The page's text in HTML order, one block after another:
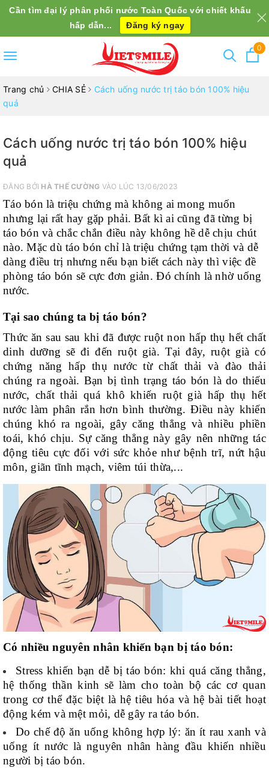
Toggle
0
Trang chủ CHIA SẺ
Cách uống nước trị táo bón 100% hiệu
quả
Cách uống nước trị táo bón 100% hiệu
quả
ĐĂNG BỞI HÀ THẾ CƯỜNG VÀO LÚC 13/06/2023
Táo bón là triệu chứng mà không ai mong muốn
nhưng lại rất hay gặp phải. Bất kì ai cũng đã từng bị
táo bón và chắc chắn điều này không hề dễ chịu chút
nào. Mặc dù táo bón chỉ là triệu chứng tạm thời và dễ
dàng điều trị nhưng nếu bạn biết cách này thì việc đề
phòng táo bón sẽ cực đơn giản. Đó chính là nhờ uống
nước.
Tại sao chúng ta bị táo bón?
Thức ăn sau sau khi đã được ruột non hấp thụ hết chất
dinh dưỡng sẽ đi đến ruột già. Tại đây, ruột già có
chứng năng hấp thụ nước từ chất thải và đào thải
chúng ra ngoài. Bạn bị tình trạng táo bón là do thiếu
nước, chất thải quá khô khiến ruột già hấp thụ hết
nước làm phân rắn hơn bình thường. Điều này khiến
chúng khó ra ngoài, gây căng thẳng và nhiều phiền
toái, khó chịu. Sự căng thẳng này gây nên những tác
động tiêu cực đối với sức khỏe như bệnh trĩ, nứt hậu
môn, giãn tĩnh mạch, viêm túi thừa,...
Có nhiều nguyên nhân khiến bạn bị táo bón:
Stress khiến bạn dễ bị táo bón: khi quá căng thẳng,
hệ thống thần kinh sẽ làm cho toàn bộ các cơ quan
trong cơ thể đặc biệt là hệ tiêu hóa và hệ bài tiết hoạt
động kém và mệt mỏi, dễ gây ra táo bón.
Do chế độ ăn uống không hợp lý: ăn ít rau xanh và
uống ít nước là nguyên nhân hàng đầu khiến nhiều
người bị táo bón.
Cần tìm đại lý phân phối nước Toàn Quốc với chiết khấu
hấp dẫn...
Đăng ký ngay